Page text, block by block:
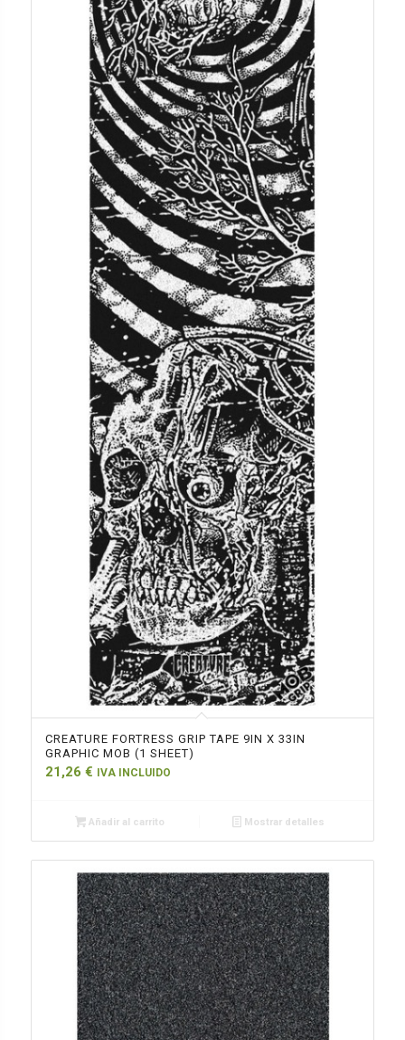
CREATURE FORTRESS GRIP TAPE 9IN X 33IN
GRAPHIC MOB (1 SHEET)
21,26 € IVA INCLUIDO
Añadir al carrito Mostrar detalles